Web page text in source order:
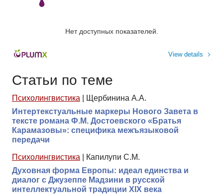
Нет доступных показателей.
View details
Статьи по теме
Психолингвистика
Щербинина А.А.
Интертекстуальные маркеры Нового Завета в
тексте романа Ф.М. Достоевского «Братья
Карамазовы»: специфика межъязыковой
передачи
Психолингвистика
Капилупи С.М.
Духовная форма Европы: идеал единства и
диалог с Джузеппе Мадзини в русской
интеллектуальной традиции XIX века